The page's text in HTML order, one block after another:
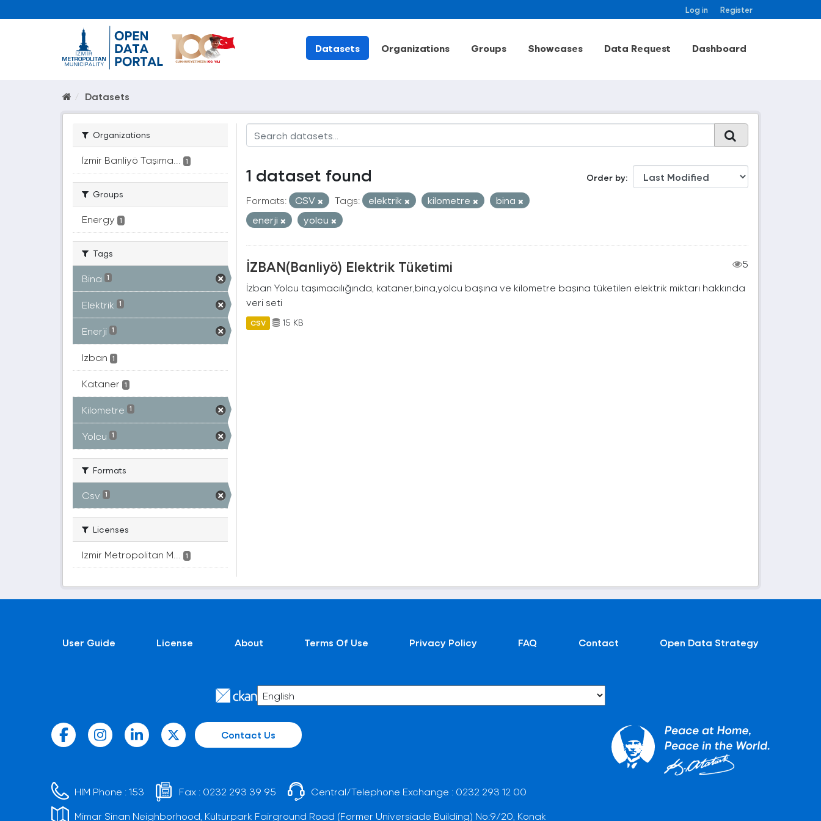
Log in Register
Datasets Organizations Groups Showcases Data Request Dashboard
Datasets
Organizations
İzmir Banliyö Taşıma... 1
Groups
Energy 1
Tags
Bina 1
Elektrik 1
Enerji 1
Izban 1
Kataner 1
Kilometre 1
Yolcu 1
Formats
Csv 1
Licenses
Izmir Metropolitan M... 1
Order by
1 dataset found
Formats: CSV Tags: elektrik kilometre
bina
enerji
yolcu
İZBAN(Banliyö) Elektrik Tüketimi
5
İzban Yolcu taşımacılığında, kataner,bina,yolcu başına ve kilometre başına tüketilen elektrik miktarı hakkında
veri seti
CSV 15 KB
User Guide License About Terms Of Use Privacy Policy FAQ Contact Open Data Strategy
Contact Us
HIM Phone :153 Fax : 0232 293 39 95 Central/Telephone Exchange : 0232 293 12 00
Mimar Sinan Neighborhood, Kültürpark Fairground Road (Former Universiade Building) No:9/20, Konak